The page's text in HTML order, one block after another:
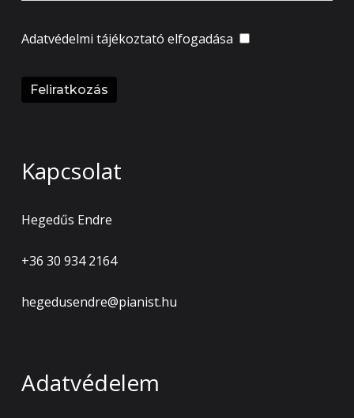
Adatvédelmi tájékoztató elfogadása
Kapcsolat
Hegedűs Endre
+36 30 934 2164
hegedusendre@pianist.hu
Adatvédelem